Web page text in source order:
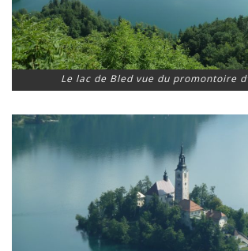
Le lac de Bled vue du promontoire